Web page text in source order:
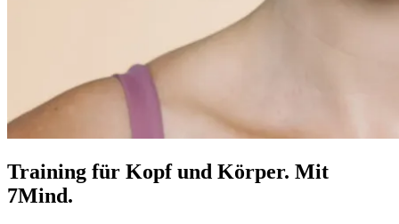
Training für Kopf und Körper. Mit
7Mind.